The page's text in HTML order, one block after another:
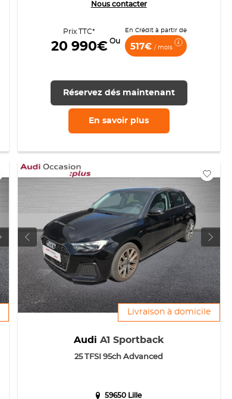
Nous contacter
Prix TTC*
20 990€ Ou
En Crédit à partir de
517€/ mois
Réservez dés maintenant
En savoir plus
Livraison à domicile
Audi A1 Sportback
25 TFSI 95ch Advanced
59650 Lille